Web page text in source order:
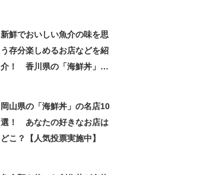
新鮮でおいしい魚介の味を思
う存分楽しめるお店などを紹
介！ 香川県の「海鮮丼」の
岡山県の「海鮮丼」の名店10
選！ あなたの好きなお店は
どこ？【人気投票実施中】